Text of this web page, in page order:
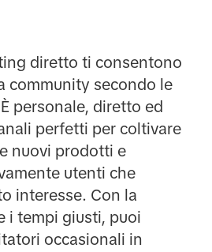
diretto ti consentono
community secondo le
personale, diretto ed
perfetti per coltivare
nuovi prodotti e
utenti che
interesse. Con la
i tempi giusti, puoi
occasionali in